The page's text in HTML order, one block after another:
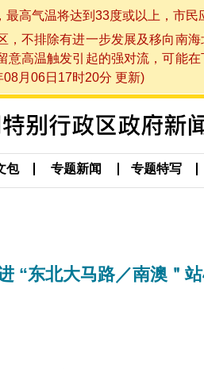
高气温将达到33度或以上，市
不排除有进一步发展及移向南
高温触发引起的强对流，可能
月06日17时20分 更新)
包 专题新闻 专题特写
“东北大马路／南澳＂